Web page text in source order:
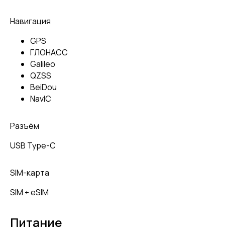
Навигация
GPS
ГЛОНАСС
Galileo
QZSS
BeiDou
NavIC
Разъём
USB Type-C
SIM-карта
SIM + eSIM
Питание